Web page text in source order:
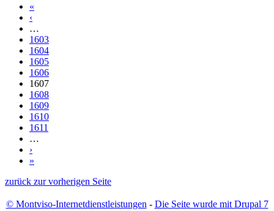
«
‹
…
1603
1604
1605
1606
1607
1608
1609
1610
1611
…
›
»
zurück zur vorherigen Seite
© Montviso-Internetdienstleistungen - Die Seite wurde mit Drupal 7